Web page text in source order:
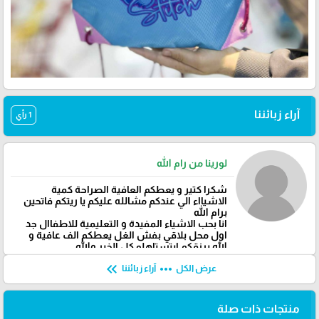
آراء زبائننا 1 رأي
لورينا من رام الله
شكرا كتير و يعطكم العافية الصراحة كمية
الاشيااء الي عندكم مشالله عليكم يا ريتكم فاتحين
برام الله
انا بحب الاشياء المفيدة و التعليمية للاطفاال جد
اول محل بلاقي بفش الغل يعطكم الف عافية و
الله يرزقكم ابتستاهلو كل الخير والله
عرض الكل more_horiz آراء زبائننا keyboard_double_arrow_left
منتجات ذات صلة